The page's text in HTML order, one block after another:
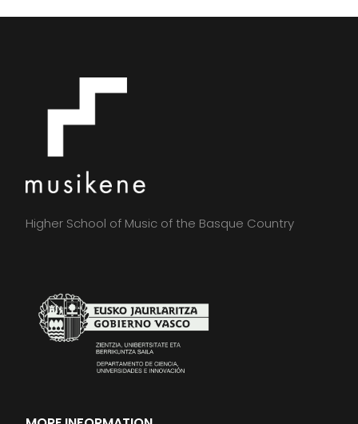
Higher School of Music of the Basque Country